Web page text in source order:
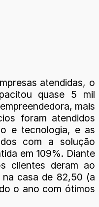
atendidas, o
quase 5 mil
mais
foram atendidos
e tecnologia, e as
com a solução
em 109%. Diante
clientes deram ao
na casa de 82,50 (a
o ano com ótimos